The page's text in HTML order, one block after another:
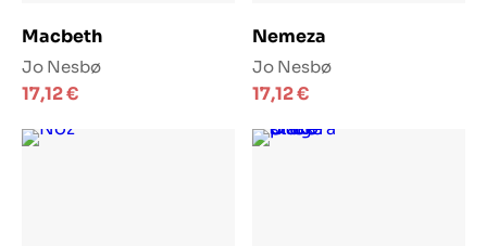
Macbeth
Jo Nesbø
17,12€
Nemeza
Jo Nesbø
17,12€